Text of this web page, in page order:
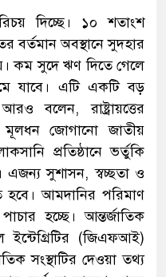
দিচ্ছে। ১০ শতাংশ
অবস্থানে সুদহার
কম সুদে ঋণ দিতে গেলে
যাবে। এটি একটি বড়
বলেন, রাষ্ট্রায়ত্তের
মূলধন জোগানো জাতীয়
প্রতিষ্ঠানে ভর্তুকি
এজন্য সুশাসন, স্বচ্ছতা ও
হবে। আমদানির পরিমাণ
হচ্ছে। আন্তর্জাতিক
ইন্টেগ্রিটির (জিএফআই)
সংস্থাটির দেওয়া তথ্য